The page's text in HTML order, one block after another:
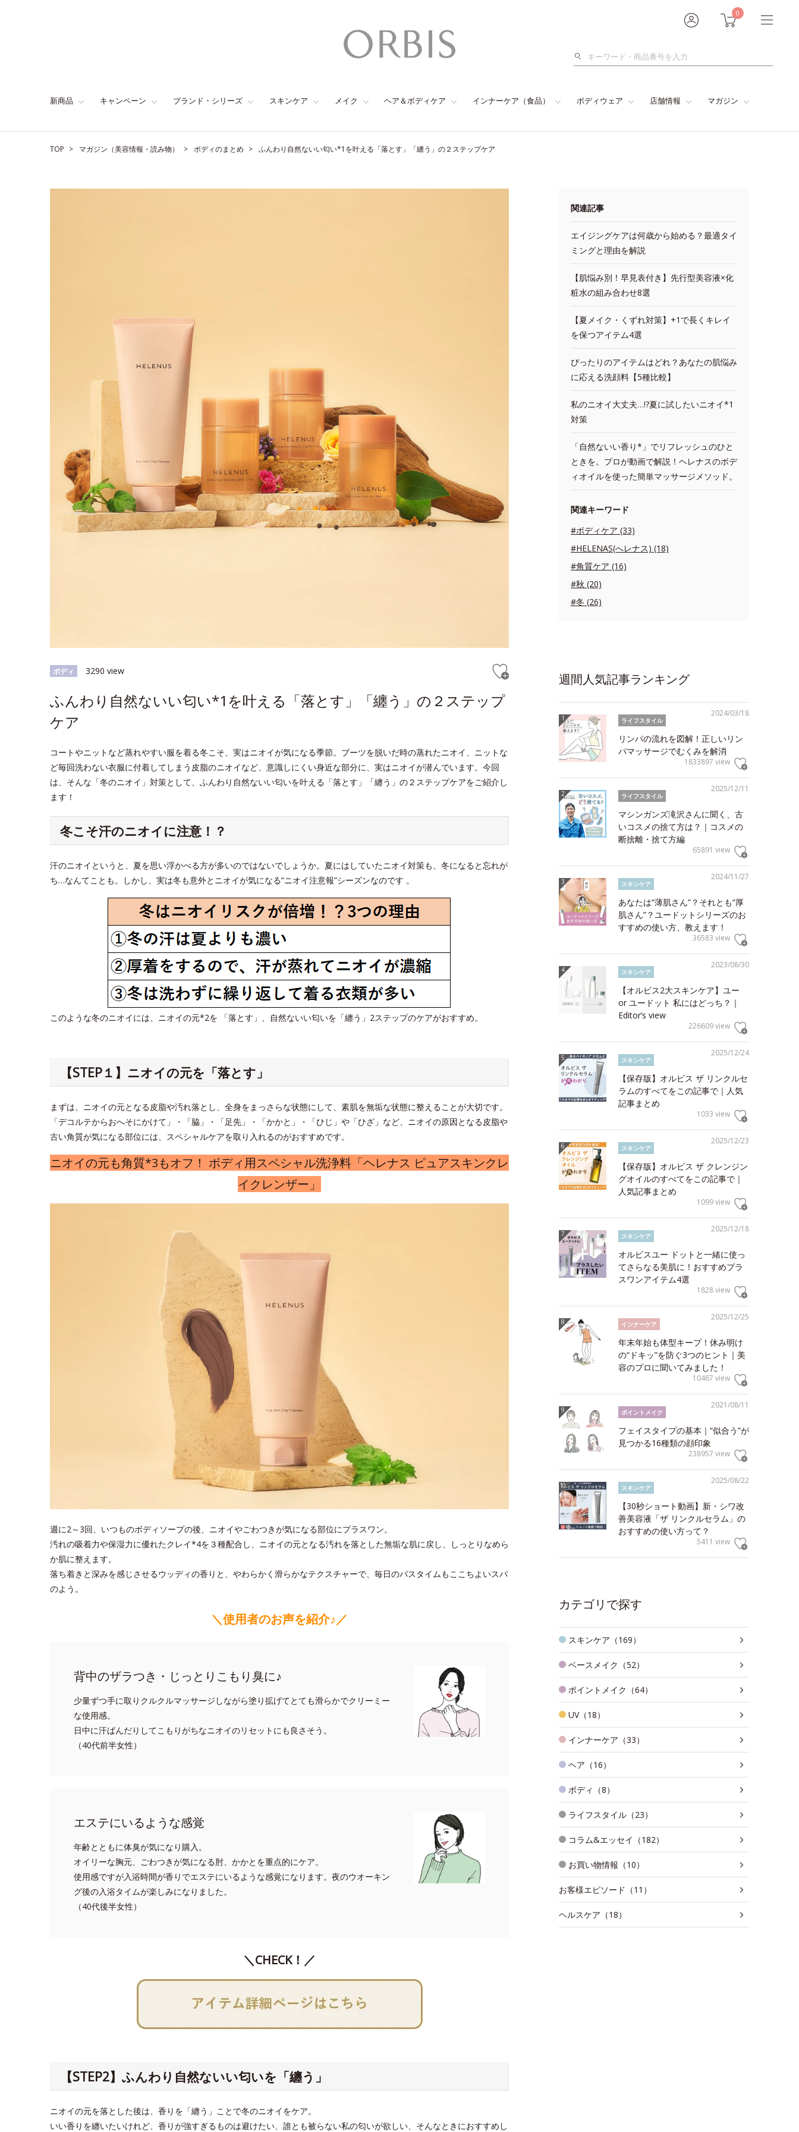
0
検
新商品 キャンペーン ブランド・シリーズ スキンケア メイク ヘア＆ボディケア インナーケア（食品） ボディウェア 店舗情報 マガジン
TOP マガジン（美容情報・読み物） ボディのまとめ ふんわり自然ないい匂い*1を叶える「落とす」「纏う」の２ステップケア
ボディ 3290 view
ふんわり自然ないい匂い*1を叶える「落とす」「纏う」の２ステップ
ケア
コートやニットなど蒸れやすい服を着る冬こそ、実はニオイが気になる季節。ブーツを脱いだ時の蒸れたニオイ、ニットな
ど毎回洗わない衣服に付着してしまう皮脂のニオイなど、意識しにくい身近な部分に、実はニオイが潜んでいます。今回
は、そんな「冬のニオイ」対策として、ふんわり自然ないい匂いを叶える「落とす」「纏う」の２ステップケアをご紹介し
ます！
冬こそ汗のニオイに注意！？
汗のニオイというと、夏を思い浮かべる方が多いのではないでしょうか。夏にはしていたニオイ対策も、冬になると忘れが
ち…なんてことも。しかし、実は冬も意外とニオイが気になる“ニオイ注意報”シーズンなのです 。
このような冬のニオイには、ニオイの元*2を 「落とす」、自然ないい匂いを「纏う」2ステップのケアがおすすめ。
【STEP１】ニオイの元を「落とす」
まずは、ニオイの元となる皮脂や汚れ落とし、全身をまっさらな状態にして、素肌を無垢な状態に整えることが大切です。
「デコルテからおへそにかけて」・「脇」・「足先」・「かかと」・「ひじ」や「ひざ」など、ニオイの原因となる皮脂や
古い角質が気になる部位には、スペシャルケアを取り入れるのがおすすめです。
ニオイの元も角質*3もオフ！ ボディ用スペシャル洗浄料「ヘレナス ピュアスキンクレ
イクレンザー」
週に2～3回、いつものボディソープの後、ニオイやごわつきが気になる部位にプラスワン。
汚れの吸着力や保湿力に優れたクレイ*4を３種配合し、ニオイの元となる汚れを落とした無垢な肌に戻し、しっとりなめら
か肌に整えます。
落ち着きと深みを感じさせるウッディの香りと、やわらかく滑らかなテクスチャーで、毎日のバスタイムもここちよいスパ
のよう。
＼使用者のお声を紹介♪／
背中のザラつき・じっとりこもり臭に♪
少量ずつ手に取りクルクルマッサージしながら塗り拡げてとても滑らかでクリーミー
な使用感。
日中に汗ばんだりしてこもりがちなニオイのリセットにも良さそう。
（40代前半女性）
エステにいるような感覚
年齢とともに体臭が気になり購入。
オイリーな胸元、ごわつきが気になる肘、かかとを重点的にケア。
使用感ですが入浴時間が香りでエステにいるような感覚になります。夜のウオーキン
グ後の入浴タイムが楽しみになりました。
（40代後半女性）
＼CHECK！／
【STEP2】ふんわり自然ないい匂いを「纏う」
ニオイの元を落とした後は、香りを「纏う」ことで冬のニオイをケア。
いい香りを纏いたいけれど、香りが強すぎるものは避けたい、誰とも被らない私の匂いが欲しい、そんなときにおすすめし
関連記事
エイジングケアは何歳から始める？最適タイ
ミングと理由を解説
【肌悩み別！早見表付き】先行型美容液×化
粧水の組み合わせ8選
【夏メイク・くずれ対策】+1で長くキレイ
を保つアイテム4選
ぴったりのアイテムはどれ？あなたの肌悩み
に応える洗顔料【5種比較】
私のニオイ大丈夫…!?夏に試したいニオイ*1
対策
「自然ないい香り*」でリフレッシュのひと
ときを。プロが動画で解説！ヘレナスのボデ
ィオイルを使った簡単マッサージメソッド。
関連キーワード
#ボディケア (33)
#HELENAS(へレナス) (18)
#角質ケア (16)
#秋 (20)
#冬 (26)
週間人気記事ランキング
2024/03/18
ライフスタイル
リンパの流れを図解！正しいリン
パマッサージでむくみを解消
1833897 view
2025/12/11
ライフスタイル
マシンガンズ滝沢さんに聞く、古
いコスメの捨て方は？｜コスメの
断捨離・捨て方編
65891 view
2024/11/27
スキンケア
あなたは“薄肌さん”？それとも“厚
肌さん”？ユードットシリーズのお
すすめの使い方、教えます！
36583 view
2023/08/30
スキンケア
【オルビス2大スキンケア】ユー
or ユードット 私にはどっち？｜
Editor’s view
226609 view
2025/12/24
スキンケア
【保存版】オルビス ザ リンクルセ
ラムのすべてをこの記事で｜人気
記事まとめ
1033 view
2025/12/23
スキンケア
【保存版】オルビス ザ クレンジン
グオイルのすべてをこの記事で｜
人気記事まとめ
1099 view
2025/12/18
スキンケア
オルビスユー ドットと一緒に使っ
てさらなる美肌に！おすすめプラ
スワンアイテム4選
1828 view
2025/12/25
インナーケア
年末年始も体型キープ！休み明け
の“ドキッ”を防ぐ3つのヒント｜美
容のプロに聞いてみました！
10467 view
2021/08/11
ポイントメイク
フェイスタイプの基本｜“似合う”が
見つかる16種類の顔印象
238957 view
2025/08/22
スキンケア
【30秒ショート動画】新・シワ改
善美容液「ザ リンクルセラム」の
おすすめの使い方って？
5411 view
カテゴリで探す
スキンケア（169）
ベースメイク（52）
ポイントメイク（64）
UV（18）
インナーケア（33）
ヘア（16）
ボディ（8）
ライフスタイル（23）
コラム&エッセイ（182）
お買い物情報（10）
お客様エピソード（11）
ヘルスケア（18）